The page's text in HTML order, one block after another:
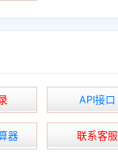
API接口
器 联系客服